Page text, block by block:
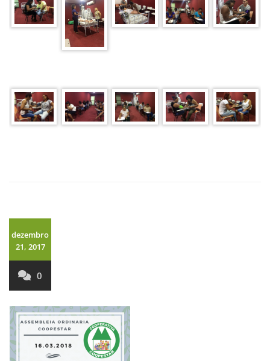
dezembro
21, 2017
0